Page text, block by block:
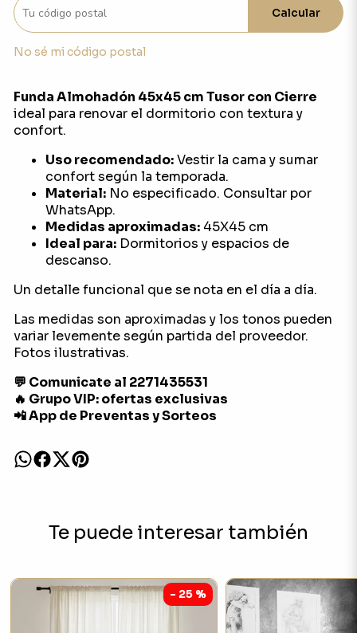
Calcular
No sé mi código postal
Funda Almohadón 45x45 cm Tusor con Cierre
ideal para renovar el dormitorio con textura y
confort.
Uso recomendado:Vestir la cama y sumar
confort según la temporada.
Material:No especificado. Consultar por
WhatsApp.
Medidas aproximadas:45X45 cm
Ideal para:Dormitorios y espacios de
descanso.
Un detalle funcional que se nota en el día a día.
Las medidas son aproximadas y los tonos pueden
variar levemente según partida del proveedor.
Fotos ilustrativas.
💬 Comunicate al 2271435531
🔥 Grupo VIP: ofertas exclusivas
📲 App de Preventas y Sorteos
Te puede interesar también
- 25 %